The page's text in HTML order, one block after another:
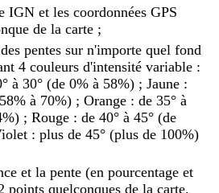
IGN et les coordonnées GPS
de la carte ;
pentes sur n'importe quel fond
4 couleurs d'intensité variable :
à 30° (de 0% à 58%) ; Jaune :
à 70%) ; Orange : de 35° à
; Rouge : de 40° à 45° (de
: plus de 45° (plus de 100%)
et la pente (en pourcentage et
points quelconques de la carte.